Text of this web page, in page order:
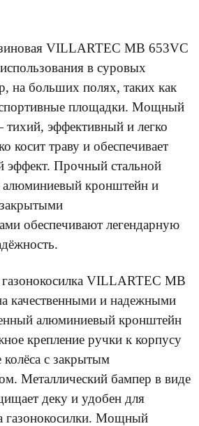
VILLARTEC MB 653VС
в суровых
на больших полях, таких как
площадки. Мощный
тихий, эффективный и легко
косит траву и обеспечивает
Прочный стальной
алюминиевый кронштейн и
обеспечивают легендарную
VILLARTEC MB
качественными и надежными
алюминиевый кронштейн
крепление ручки к корпусу
колёса с закрытым
Металлический бампер в виде
деку и удобен для
газонокосилки. Мощный